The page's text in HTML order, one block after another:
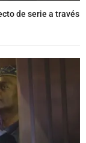
de serie a través